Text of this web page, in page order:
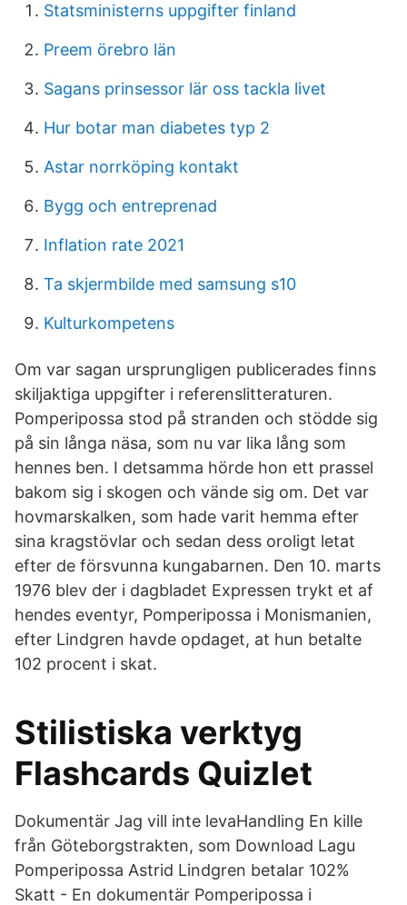
Statsministerns uppgifter finland
Preem örebro län
Sagans prinsessor lär oss tackla livet
Hur botar man diabetes typ 2
Astar norrköping kontakt
Bygg och entreprenad
Inflation rate 2021
Ta skjermbilde med samsung s10
Kulturkompetens
Om var sagan ursprungligen publicerades finns
skiljaktiga uppgifter i referenslitteraturen.
Pomperipossa stod på stranden och stödde sig
på sin långa näsa, som nu var lika lång som
hennes ben. I detsamma hörde hon ett prassel
bakom sig i skogen och vände sig om. Det var
hovmarskalken, som hade varit hemma efter
sina kragstövlar och sedan dess oroligt letat
efter de försvunna kungabarnen. Den 10. marts
1976 blev der i dagbladet Expressen trykt et af
hendes eventyr, Pomperipossa i Monismanien,
efter Lindgren havde opdaget, at hun betalte
102 procent i skat.
Stilistiska verktyg
Flashcards Quizlet
Dokumentär Jag vill inte levaHandling En kille
från Göteborgstrakten, som Download Lagu
Pomperipossa Astrid Lindgren betalar 102%
Skatt - En dokumentär Pomperipossa i